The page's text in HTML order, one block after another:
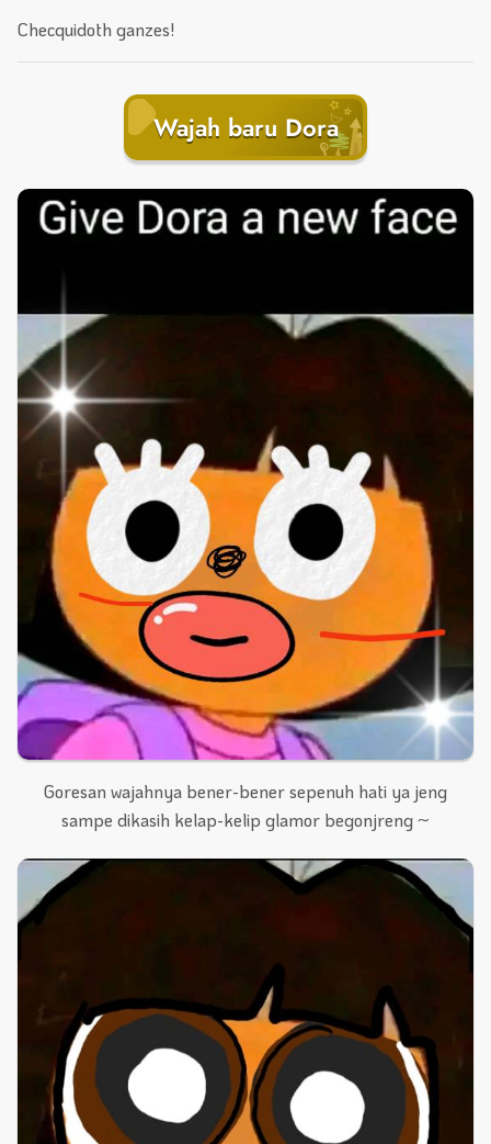
Checquidoth ganzes!
Wajah baru Dora
Goresan wajahnya bener-bener sepenuh hati ya jeng
sampe dikasih kelap-kelip glamor begonjreng ~